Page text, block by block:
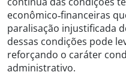
econômico‑financeiras
paralisação injustificada
dessas condições pode
reforçando o caráter
administrativo.